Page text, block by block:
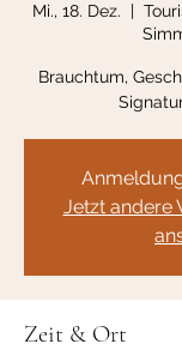
Mi., 18. Dez.
  |
Brauchtum,
Jetzt andere
Zeit & Ort